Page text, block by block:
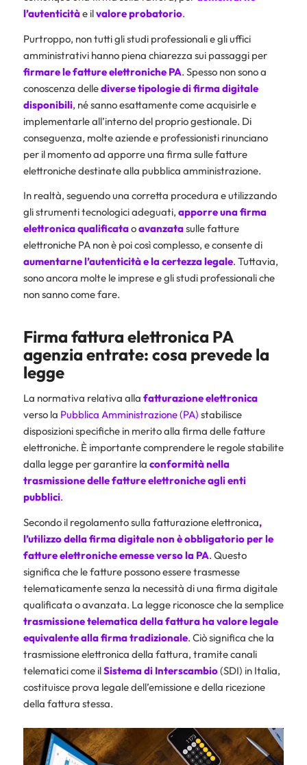
l’autenticitàe ilvalore probatorio.
Purtroppo, non tutti gli studi professionali e gli uffici
amministrativi hanno piena chiarezza sui passaggi per
firmare le fatture elettroniche PA. Spesso non sono a
conoscenza dellediverse tipologie difirma digitale
disponibili, né sanno esattamente come acquisirle e
implementarle all’interno del proprio gestionale. Di
conseguenza, molte aziende e professionisti rinunciano
per il momento ad apporre una firma sulle fatture
elettroniche destinate alla pubblica amministrazione.
In realtà, seguendo una corretta procedura e utilizzando
gli strumenti tecnologici adeguati, apporre unafirma
elettronica qualificataoavanzatasulle fatture
elettroniche PA non è poi così complesso, e consente di
aumentarne l’autenticità e la certezza legale. Tuttavia,
sono ancora molte le imprese e gli studi professionali che
non sanno come fare.
Firma fattura elettronica PA
agenzia entrate: cosa prevede la
legge
La normativa relativa alla fatturazione elettronica
verso la Pubblica Amministrazione (PA) stabilisce
disposizioni specifiche in merito alla firma delle fatture
elettroniche. È importante comprendere le regole stabilite
dalla legge per garantire la conformità nella
trasmissione delle fatture elettroniche agli enti
pubblici.
Secondo il regolamento sulla fatturazione elettronica,
l’utilizzo della firma digitale non è obbligatorio per le
fatture elettroniche emesse verso la PA. Questo
significa che le fatture possono essere trasmesse
telematicamente senza la necessità di una firma digitale
qualificata o avanzata. La legge riconosce che la semplice
trasmissione telematica della fattura ha valore legale
equivalente alla firma tradizionale. Ciò significa che la
trasmissione elettronica della fattura, tramite canali
telematici come ilSistema di Interscambio(SDI) in Italia,
costituisce prova legale dell’emissione e della ricezione
della fattura stessa.